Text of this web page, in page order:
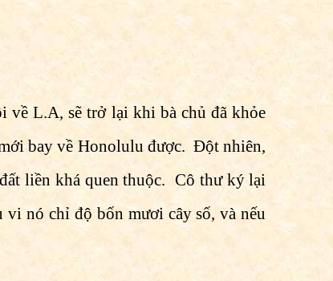
về L.A, sẽ trở lại khi bà chủ đã khỏe
bay về Honolulu được. Ðột nhiên,
liền khá quen thuộc. Cô thư ký lại
nó chỉ độ bốn mươi cây số, và nếu